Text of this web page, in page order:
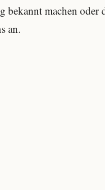
bekannt machen oder
an.